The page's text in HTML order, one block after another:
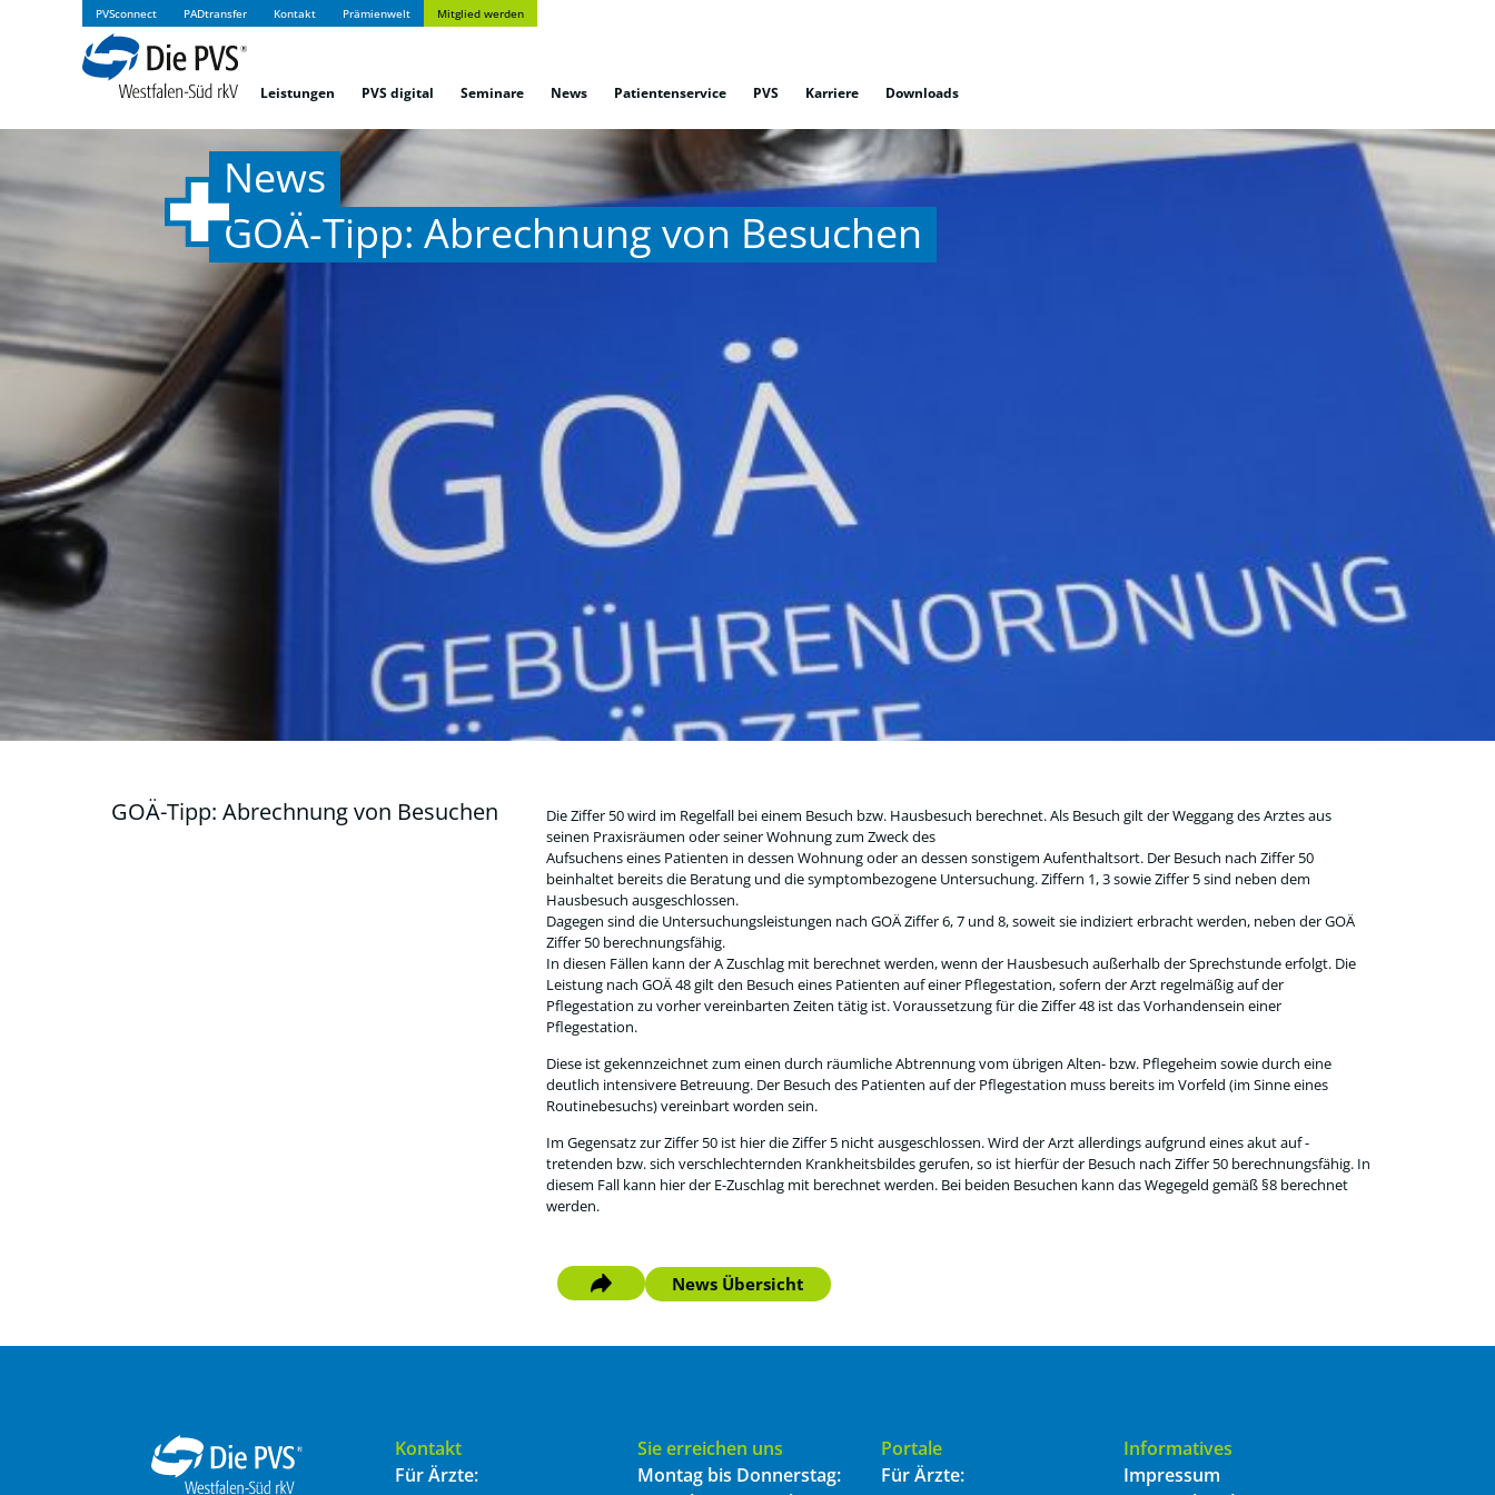
PVSconnect PADtransfer Kontakt Prämienwelt Mitglied werden
Leistungen PVS digital Seminare News Patientenservice PVS Karriere Downloads
News
GOÄ-Tipp: Abrechnung von Besuchen
GOÄ-Tipp: Abrechnung von Besuchen
Die Ziffer 50 wird im Regelfall bei einem Besuch bzw. Hausbesuch berechnet. Als Besuch gilt der Weggang des Arztes aus
seinen Praxisräumen oder seiner Wohnung zum Zweck des
Aufsuchens eines Patienten in dessen Wohnung oder an dessen sonstigem Aufenthaltsort. Der Besuch nach Ziffer 50
beinhaltet bereits die Beratung und die symptombezogene Untersuchung. Ziffern 1, 3 sowie Ziffer 5 sind neben dem
Hausbesuch ausgeschlossen.
Dagegen sind die Untersuchungsleistungen nach GOÄ Ziffer 6, 7 und 8, soweit sie indiziert erbracht werden, neben der GOÄ
Ziffer 50 berechnungsfähig.
In diesen Fällen kann der A Zuschlag mit berechnet werden, wenn der Hausbesuch außerhalb der Sprechstunde erfolgt. Die
Leistung nach GOÄ 48 gilt den Besuch eines Patienten auf einer Pflegestation, sofern der Arzt regelmäßig auf der
Pflegestation zu vorher vereinbarten Zeiten tätig ist. Voraussetzung für die Ziffer 48 ist das Vorhandensein einer
Pflegestation.
Diese ist gekennzeichnet zum einen durch räumliche Abtrennung vom übrigen Alten- bzw. Pflegeheim sowie durch eine
deutlich intensivere Betreuung. Der Besuch des Patienten auf der Pflegestation muss bereits im Vorfeld (im Sinne eines
Routinebesuchs) vereinbart worden sein.
Im Gegensatz zur Ziffer 50 ist hier die Ziffer 5 nicht ausgeschlossen. Wird der Arzt allerdings aufgrund eines akut auf -
tretenden bzw. sich verschlechternden Krankheitsbildes gerufen, so ist hierfür der Besuch nach Ziffer 50 berechnungsfähig. In
diesem Fall kann hier der E-Zuschlag mit berechnet werden. Bei beiden Besuchen kann das Wegegeld gemäß §8 berechnet
werden.
News Übersicht
Kontakt
Für Ärzte:
Sie erreichen uns
Montag bis Donnerstag:
Portale
Für Ärzte:
Informatives
Impressum